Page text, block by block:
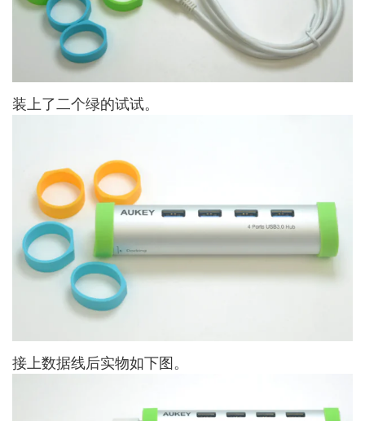
装上了二个绿的试试。
接上数据线后实物如下图。